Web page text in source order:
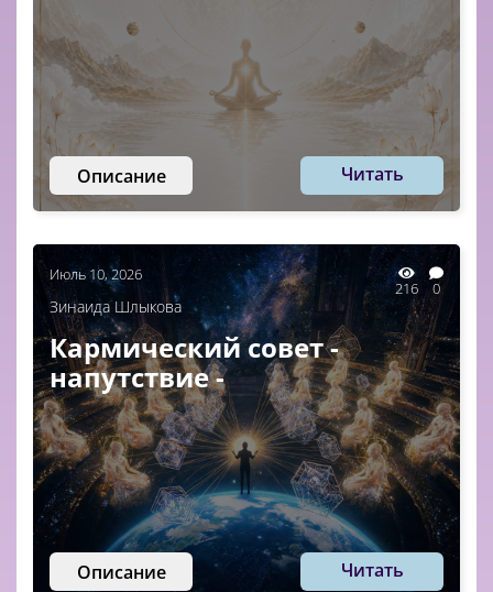
Описание Читать
Июль 10, 2026
216 0
Зинаида Шлыкова
Кармический совет -
напутствие -
Описание Читать